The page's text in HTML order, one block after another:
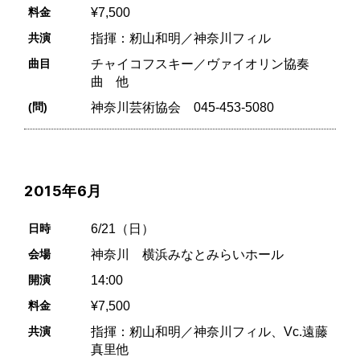
料金 ¥7,500
共演 指揮：籾山和明／神奈川フィル
曲目
チャイコフスキー／ヴァイオリン協奏
曲 他
(問) 神奈川芸術協会 045-453-5080
2015年6月
日時 6/21（日）
会場 神奈川 横浜みなとみらいホール
開演 14:00
料金 ¥7,500
共演
指揮：籾山和明／神奈川フィル、Vc.遠藤
真里他